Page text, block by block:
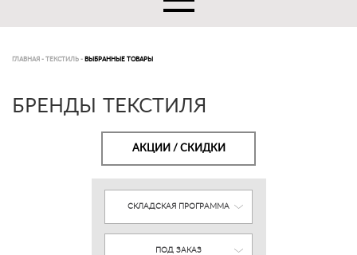
ГЛАВНАЯ - ТЕКСТИЛЬ - ВЫБРАННЫЕ ТОВАРЫ
БРЕНДЫ ТЕКСТИЛЯ
АКЦИИ / СКИДКИ
СКЛАДСКАЯ ПРОГРАММА
ПОД ЗАКАЗ